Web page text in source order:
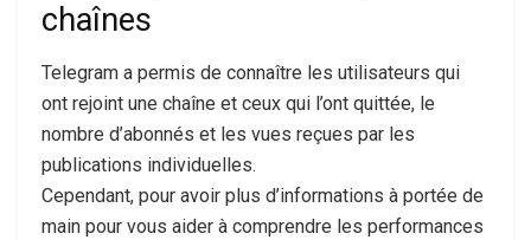
chaînes
Telegram a permis de connaître les utilisateurs qui
ont rejoint une chaîne et ceux qui l’ont quittée, le
nombre d’abonnés et les vues reçues par les
publications individuelles.
Cependant, pour avoir plus d’informations à portée de
main pour vous aider à comprendre les performances